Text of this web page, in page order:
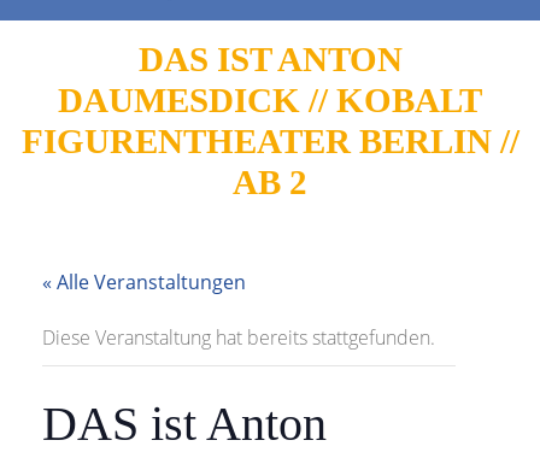
DAS IST ANTON
DAUMESDICK // KOBALT
FIGURENTHEATER BERLIN //
AB 2
« Alle Veranstaltungen
Diese Veranstaltung hat bereits stattgefunden.
DAS ist Anton